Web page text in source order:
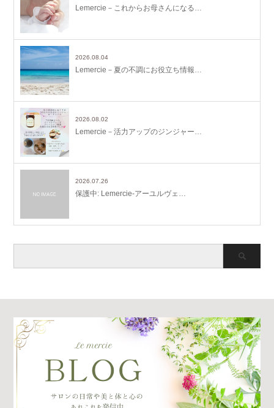
Lemercie－これからお母さんになる…
2026.08.04
Lemercie－夏の不調にお役立ち情報…
2026.08.02
Lemercie－活力アップのジンジャー…
2026.07.26
保護中: Lemercie-アーユルヴェ…